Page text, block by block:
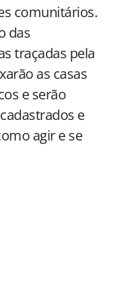
comunitários.
das
traçadas pela
as casas
e serão
e
agir e se